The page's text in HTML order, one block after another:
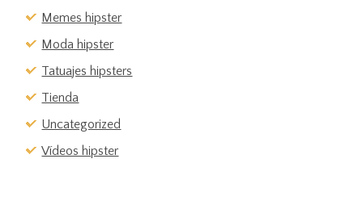
Memes hipster
Moda hipster
Tatuajes hipsters
Tienda
Uncategorized
Vídeos hipster